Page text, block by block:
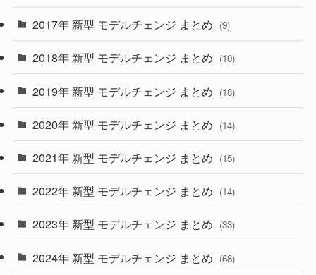
(4)
(30)
(27)
(33)
(10)
(35)
(10)
(9)
(22)
(4)
2017年 新型 モデルチェンジ まとめ (9)
2018年 新型 モデルチェンジ まとめ (10)
2019年 新型 モデルチェンジ まとめ (18)
2020年 新型 モデルチェンジ まとめ (14)
2021年 新型 モデルチェンジ まとめ (15)
2022年 新型 モデルチェンジ まとめ (14)
2023年 新型 モデルチェンジ まとめ (33)
2024年 新型 モデルチェンジ まとめ (68)